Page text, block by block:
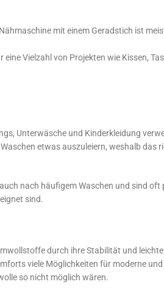
mit einem Geradstich ist
Vielzahl von Projekten wie Kissen,
Unterwäsche und Kinderkleidung
etwas auszuleiern, weshalb das
nach häufigem Waschen und sind oft
sind.
durch ihre Stabilität und
viele Möglichkeiten für moderne
so nicht möglich wären.